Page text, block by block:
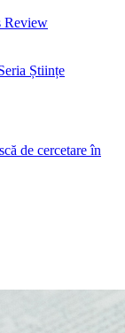
Review
Științe
de cercetare în